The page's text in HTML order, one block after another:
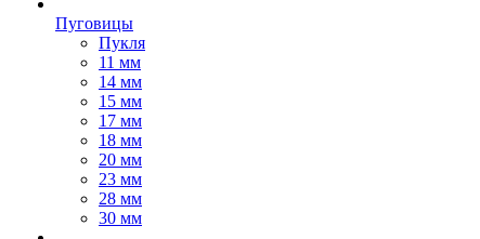
Пуговицы
Пукля
11 мм
14 мм
15 мм
17 мм
18 мм
20 мм
23 мм
28 мм
30 мм